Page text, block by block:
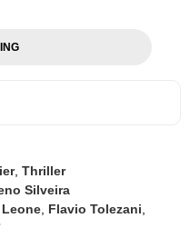
,Thriller
Silveira
Flavio Tolezani